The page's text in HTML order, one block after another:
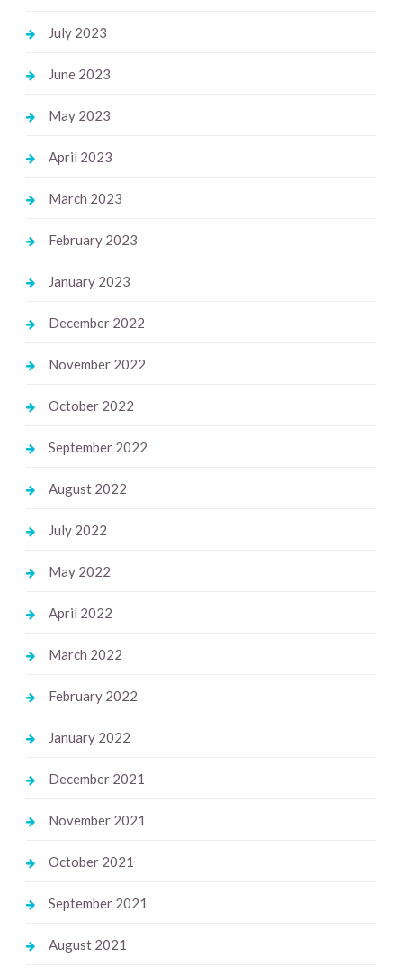
July 2023
June 2023
May 2023
April 2023
March 2023
February 2023
January 2023
December 2022
November 2022
October 2022
September 2022
August 2022
July 2022
May 2022
April 2022
March 2022
February 2022
January 2022
December 2021
November 2021
October 2021
September 2021
August 2021